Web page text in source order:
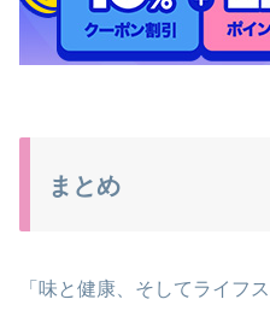
まとめ
「味と健康、そしてライフ